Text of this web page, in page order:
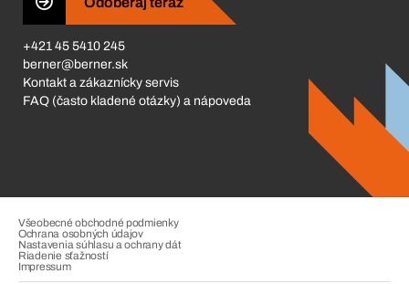
+421 45 5410 245
berner@berner.sk
Kontakt a zákaznícky servis
FAQ (často kladené otázky) a nápoveda
Všeobecné obchodné podmienky
Ochrana osobných údajov
Nastavenia súhlasu a ochrany dát
Riadenie sťažností
Impressum